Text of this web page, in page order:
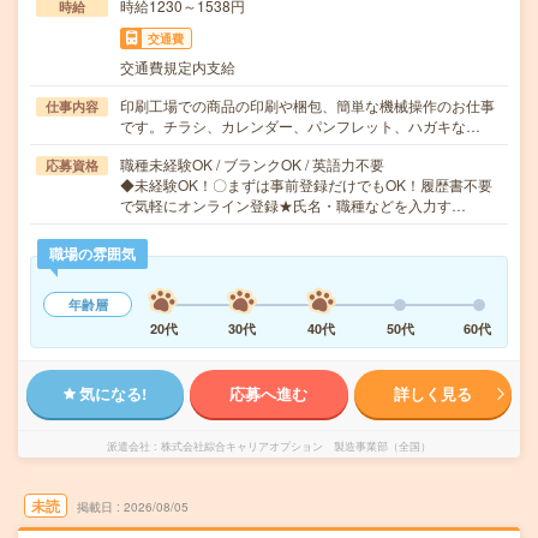
時給 時給1230～1538円
交通費
交通費規定内支給
仕事内容
印刷工場での商品の印刷や梱包、簡単な機械操作のお仕事
です。チラシ、カレンダー、パンフレット、ハガキな…
応募資格
職種未経験OK / ブランクOK / 英語力不要
◆未経験OK！〇まずは事前登録だけでもOK！履歴書不要
で気軽にオンライン登録★氏名・職種などを入力す…
職場の雰囲気
年齢層
20代
30代 40代 50代 60代
気になる! 応募へ進む 詳しく見る
派遣会社 株式会社綜合キャリアオプション 製造事業部（全国）
未読 掲載日 2026/08/05